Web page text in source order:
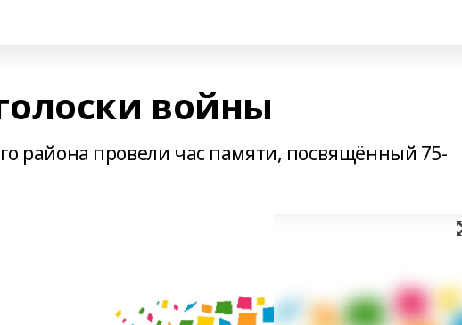
войны
района провели час памяти, посвящённый 75-